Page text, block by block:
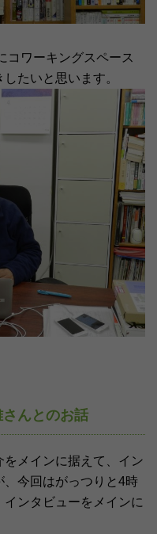
コワーキングスペース
たいと思います。
んとのお話
メインに据えて、イン
、今回はがっつりと4時
ンタビューをメインに